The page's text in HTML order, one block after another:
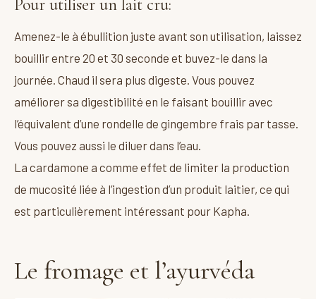
Pour utiliser un lait cru:
Amenez-le à ébullition juste avant son utilisation, laissez
bouillir entre 20 et 30 seconde et buvez-le dans la
journée. Chaud il sera plus digeste. Vous pouvez
améliorer sa digestibilité en le faisant bouillir avec
l’équivalent d’une rondelle de gingembre frais par tasse.
Vous pouvez aussi le diluer dans l’eau.
La cardamone a comme effet de limiter la production
de mucosité liée à l’ingestion d’un produit laitier, ce qui
est particulièrement intéressant pour Kapha.
Le fromage et l’ayurvéda